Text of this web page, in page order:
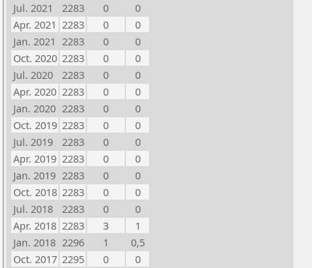
Jul. 2021
2283 0
0
Apr. 2021 2283 0
0
Jan. 2021 2283 0
0
Oct. 2020 2283 0
0
Jul. 2020
2283 0
0
Apr. 2020 2283 0
0
Jan. 2020 2283 0
0
Oct. 2019 2283 0
0
Jul. 2019
2283 0
0
Apr. 2019 2283 0
0
Jan. 2019 2283 0
0
Oct. 2018 2283 0
0
Jul. 2018
2283 0
0
Apr. 2018 2283 3
1
Jan. 2018 2296 1
0,5
Oct. 2017 2295 0
0